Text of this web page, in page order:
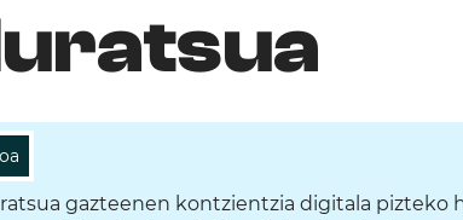
gazteenen kontzientzia digitala pizteko